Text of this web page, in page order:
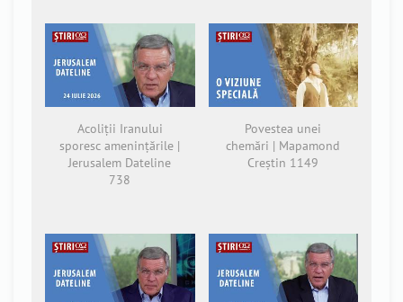
Acoliții Iranului
sporesc amenințările |
Jerusalem Dateline
738
Povestea unei
chemări | Mapamond
Creștin 1149